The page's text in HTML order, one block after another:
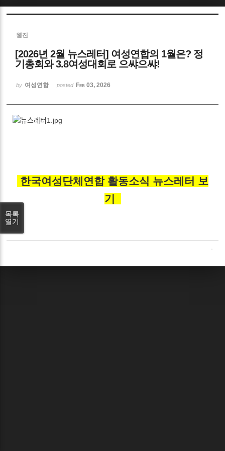
웹진
[2026년 2월 뉴스레터] 여성연합의 1월은? 정
기총회와 3.8여성대회로 으쌰으쌰!
by 여성연합 posted Feb 03, 2026
한국여성단체연합 활동소식 뉴스레터 보
기
목록
열기
Sketchbook5, 스케치북5
Sketchbook5, 스케치북5